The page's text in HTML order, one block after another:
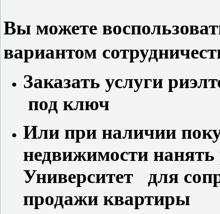
Вы можете
вариантом
Заказать услуги
под ключ
Или при наличии
недвижимости
Университет для
продажи квартиры